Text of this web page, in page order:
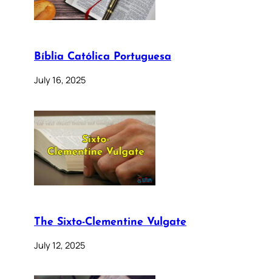
Bíblia Católica Portuguesa
July 16, 2025
The Sixto-Clementine Vulgate
July 12, 2025